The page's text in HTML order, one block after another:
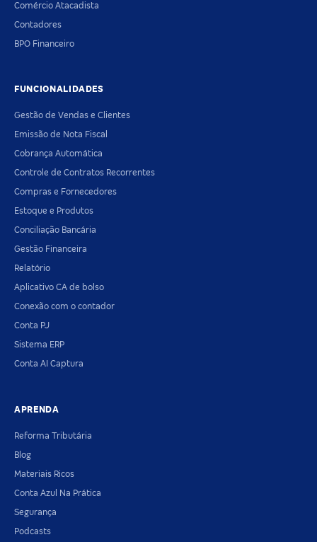
Comércio Atacadista
Contadores
BPO Financeiro
FUNCIONALIDADES
Gestão de Vendas e Clientes
Emissão de Nota Fiscal
Cobrança Automática
Controle de Contratos Recorrentes
Compras e Fornecedores
Estoque e Produtos
Conciliação Bancária
Gestão Financeira
Relatório
Aplicativo CA de bolso
Conexão com o contador
Conta PJ
Sistema ERP
Conta AI Captura
APRENDA
Reforma Tributária
Blog
Materiais Ricos
Conta Azul Na Prática
Segurança
Podcasts